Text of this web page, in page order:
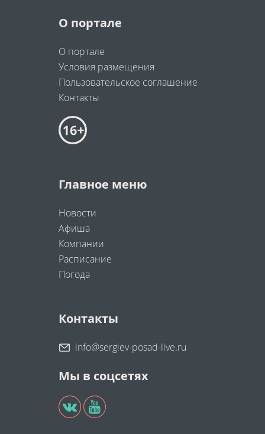
О портале
О портале
Условия размещения
Пользовательское соглашение
Контакты
Главное меню
Новости
Афиша
Компании
Расписание
Погода
Контакты
info@sergiev-posad-live.ru
Мы в соцсетях